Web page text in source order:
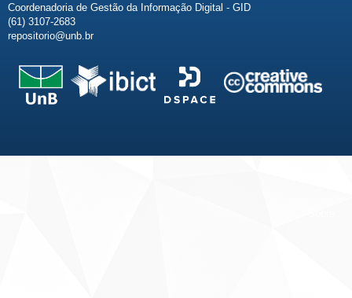
Coordenadoria de Gestão da Informação Digital - GID
(61) 3107-2683
repositorio@unb.br